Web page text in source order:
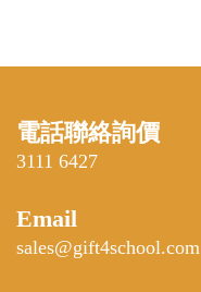
電話聯絡詢價
3111 6427
Email
sales@gift4school.com